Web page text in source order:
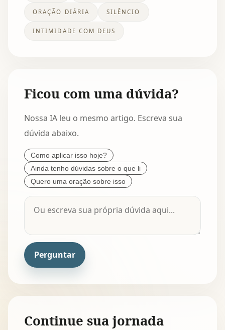
ORAÇÃO DIÁRIA SILÊNCIO
INTIMIDADE COM DEUS
Ficou com uma dúvida?
Nossa IA leu o mesmo artigo. Escreva sua
dúvida abaixo.
Como aplicar isso hoje?
Ainda tenho dúvidas sobre o que li
Quero uma oração sobre isso
Perguntar
Continue sua jornada